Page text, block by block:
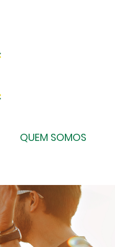
QUEM SOMOS